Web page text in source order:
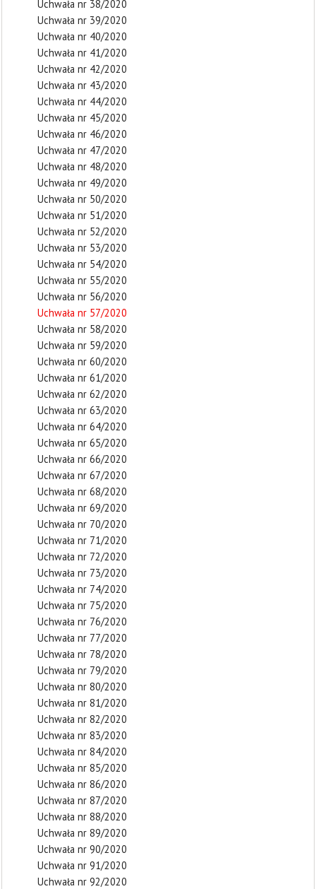
Uchwała nr 38/2020
Uchwała nr 39/2020
Uchwała nr 40/2020
Uchwała nr 41/2020
Uchwała nr 42/2020
Uchwała nr 43/2020
Uchwała nr 44/2020
Uchwała nr 45/2020
Uchwała nr 46/2020
Uchwała nr 47/2020
Uchwała nr 48/2020
Uchwała nr 49/2020
Uchwała nr 50/2020
Uchwała nr 51/2020
Uchwała nr 52/2020
Uchwała nr 53/2020
Uchwała nr 54/2020
Uchwała nr 55/2020
Uchwała nr 56/2020
Uchwała nr 57/2020
Uchwała nr 58/2020
Uchwała nr 59/2020
Uchwała nr 60/2020
Uchwała nr 61/2020
Uchwała nr 62/2020
Uchwała nr 63/2020
Uchwała nr 64/2020
Uchwała nr 65/2020
Uchwała nr 66/2020
Uchwała nr 67/2020
Uchwała nr 68/2020
Uchwała nr 69/2020
Uchwała nr 70/2020
Uchwała nr 71/2020
Uchwała nr 72/2020
Uchwała nr 73/2020
Uchwała nr 74/2020
Uchwała nr 75/2020
Uchwała nr 76/2020
Uchwała nr 77/2020
Uchwała nr 78/2020
Uchwała nr 79/2020
Uchwała nr 80/2020
Uchwała nr 81/2020
Uchwała nr 82/2020
Uchwała nr 83/2020
Uchwała nr 84/2020
Uchwała nr 85/2020
Uchwała nr 86/2020
Uchwała nr 87/2020
Uchwała nr 88/2020
Uchwała nr 89/2020
Uchwała nr 90/2020
Uchwała nr 91/2020
Uchwała nr 92/2020